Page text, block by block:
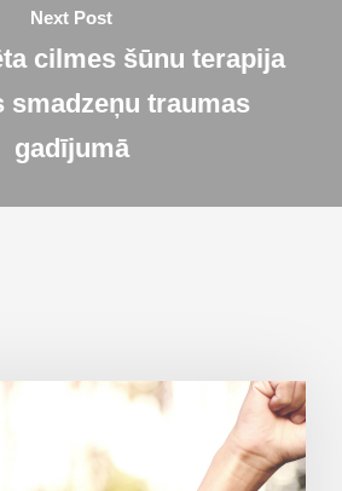
Next Post
cilmes šūnu terapija
smadzeņu traumas
gadījumā